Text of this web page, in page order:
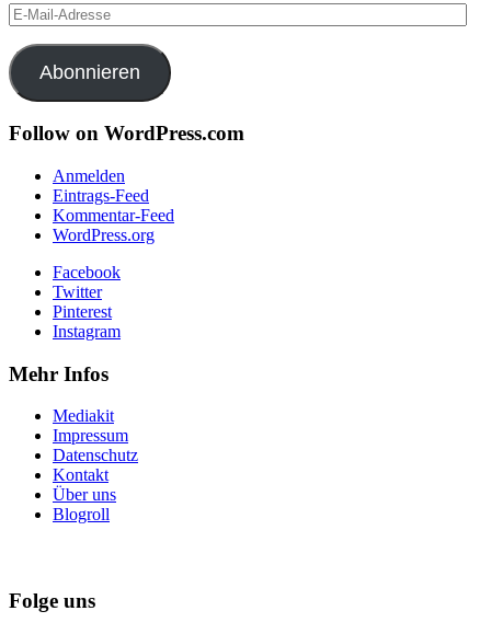
E-
Mail-
Adresse
Abonnieren
Follow on WordPress.com
Anmelden
Eintrags-Feed
Kommentar-Feed
WordPress.org
Facebook
Twitter
Pinterest
Instagram
Mehr Infos
Mediakit
Impressum
Datenschutz
Kontakt
Über uns
Blogroll
Folge uns